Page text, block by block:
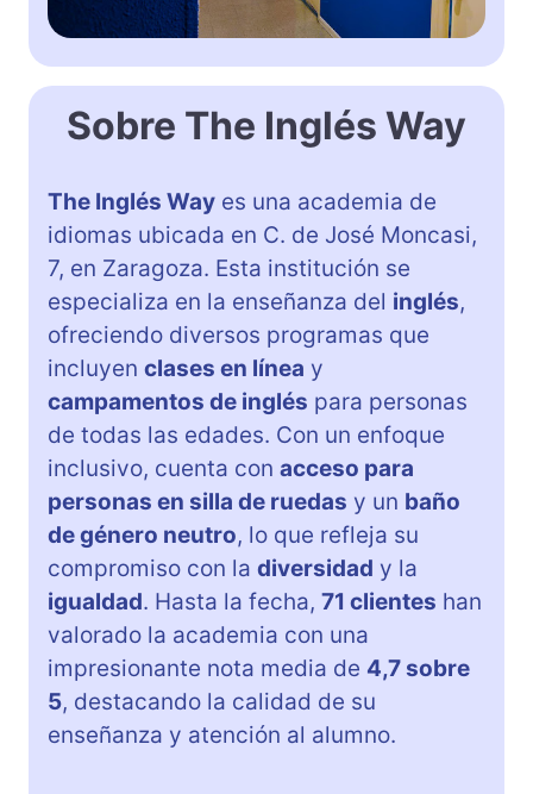
Sobre The Inglés Way
The Inglés Way es una academia de
idiomas ubicada en C. de José Moncasi,
7, en Zaragoza. Esta institución se
especializa en la enseñanza del inglés,
ofreciendo diversos programas que
incluyen clases en línea y
campamentos de inglés para personas
de todas las edades. Con un enfoque
inclusivo, cuenta con acceso para
personas en silla de ruedas y un baño
de género neutro, lo que refleja su
compromiso con la diversidad y la
igualdad. Hasta la fecha, 71 clientes han
valorado la academia con una
impresionante nota media de 4,7 sobre
5, destacando la calidad de su
enseñanza y atención al alumno.